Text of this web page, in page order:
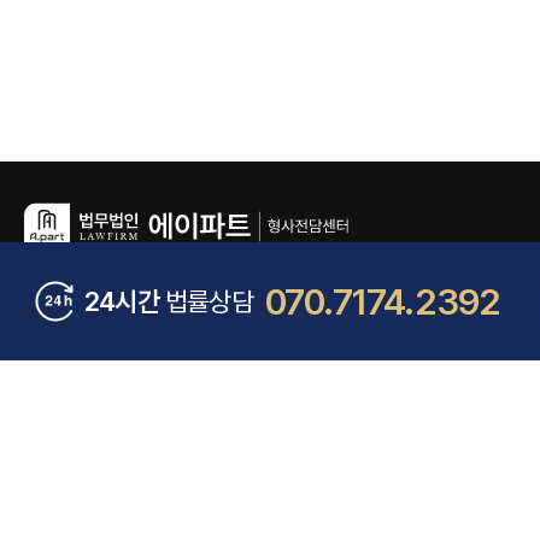
24시간법률상담 070.7174.2392